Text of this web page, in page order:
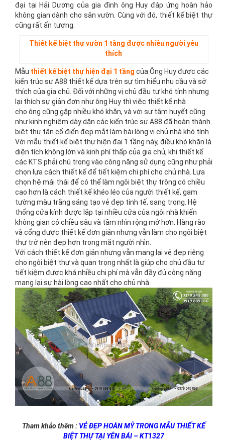
đại tại Hải Dương của gia đình ông Huy đáp ứng hoàn hảo
không gian dành cho sân vườn. Cùng với đó, thiết kế biệt thự
cũng rất ấn tượng.
Thiết kế biệt thự vườn 1 tầng được nhiều người yêu
thích
Mẫu thiết kế biệt thự hiện đại 1 tầng của Ông Huy được các
kiến trúc sư A88 thiết kế dựa trên sự tìm hiểu nhu cầu và sở
thích của gia chủ. Đối với những vị chủ đầu tư khó tính nhưng
lại thích sự giản đơn như ông Huy thì việc thiết kế nhà
cho ông cũng gặp nhiều khó khăn, và với sự tâm huyết cũng
như kinh nghiệm dày dặn các kiến trúc sư A88 đã hoàn thành
biệt thự tân cổ điển đẹp mắt làm hài lòng vị chủ nhà khó tính.
Với mẫu thiết kế biệt thự hiện đại 1 tầng này, điều khó khăn là
diện tích không lớn và kinh phí thấp của gia chủ, khi thiết kế
các KTS phải chú trọng vào công năng sử dụng cũng như phải
chọn lựa cách thiết kế để tiết kiệm chi phí cho chủ nhà. Lựa
chọn hệ mái thái để có thể làm ngôi biệt thự trông có chiều
cao hơn là cách thiết kế khéo léo của người thiết kế, gam
tường màu trắng sáng tạo vẻ đẹp tinh tế, sang trọng. Hệ
thống cửa kính được lắp tại nhiều cửa của ngôi nhà khiến
không gian có chiều sâu và tầm nhìn rộng mở hơn. Hàng rào
và cổng được thiết kế đơn giản nhưng vẫn làm cho ngôi biệt
thự trở nên đẹp hơn trong mắt người nhìn.
Với cách thiết kế đơn giản nhưng vẫn mang lại vẻ đẹp riêng
cho ngôi biệt thự và quan trọng nhất là giúp cho chủ đầu tư
tiết kiệm được khá nhiều chi phí mà vẫn đầy đủ công năng
mang lại sự hài lòng cao nhất cho chủ nhà.
Tham khảo thêm : VẺ ĐẸP HOÀN MỸ TRONG MẪU THIẾT KẾ
BIỆT THỰ TẠI YÊN BÁI – KT1327